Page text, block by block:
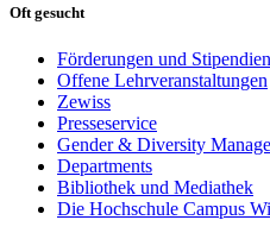
Oft gesucht
Förderungen und Stipendien
Offene Lehrveranstaltungen
Zewiss
Presseservice
Gender & Diversity
Departments
Bibliothek und Mediathek
Die Hochschule Campus